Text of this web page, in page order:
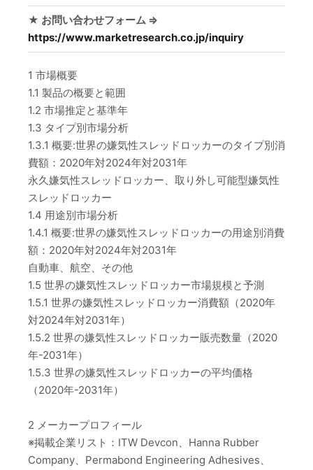
★ お問い合わせフォーム ⇒
https://www.marketresearch.co.jp/inquiry
1 市場概要
1.1 製品の概要と範囲
1.2 市場推定と基準年
1.3 タイプ別市場分析
1.3.1 概要:世界の嫌気性スレッドロッカーのタイプ別消
費額：2020年対2024年対2031年
永久嫌気性スレッドロッカー、取り外し可能型嫌気性
スレッドロッカー
1.4 用途別市場分析
1.4.1 概要:世界の嫌気性スレッドロッカーの用途別消費
額：2020年対2024年対2031年
自動車、航空、その他
1.5 世界の嫌気性スレッドロッカー市場規模と予測
1.5.1 世界の嫌気性スレッドロッカー消費額（2020年
対2024年対2031年）
1.5.2 世界の嫌気性スレッドロッカー販売数量（2020
年-2031年）
1.5.3 世界の嫌気性スレッドロッカーの平均価格
（2020年-2031年）
2 メーカープロフィール
※掲載企業リスト：ITW Devcon、Hanna Rubber
Company、Permabond Engineering Adhesives、